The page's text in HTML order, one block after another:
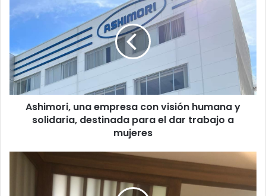
h
o
r
i
,
Ashimori, una empresa con visión humana y
solidaria, destinada para el dar trabajo a
mujeres